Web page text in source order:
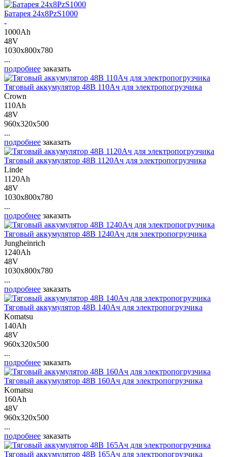
Батарея 24х8PzS1000
-
1000Ah
48V
1030x800x780
...
подробнее заказать
Тяговый аккумулятор 48В 110Ач для электропогрузчика
Crown
110Ah
48V
960x320x500
...
подробнее заказать
Тяговый аккумулятор 48В 1120Ач для электропогрузчика
Linde
1120Ah
48V
1030x800x780
...
подробнее заказать
Тяговый аккумулятор 48В 1240Ач для электропогрузчика
Jungheinrich
1240Ah
48V
1030x800x780
...
подробнее заказать
Тяговый аккумулятор 48В 140Ач для электропогрузчика
Komatsu
140Ah
48V
960x320x500
...
подробнее заказать
Тяговый аккумулятор 48В 160Ач для электропогрузчика
Komatsu
160Ah
48V
960x320x500
...
подробнее заказать
Тяговый аккумулятор 48В 165Ач для электропогрузчика